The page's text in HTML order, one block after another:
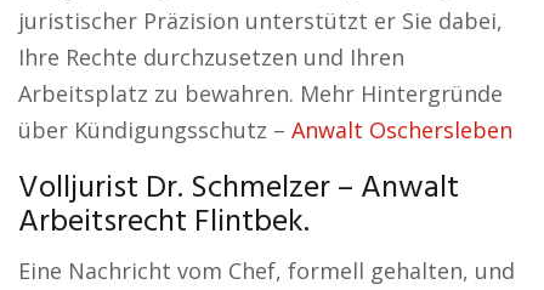
juristischer Präzision unterstützt er Sie dabei,
Ihre Rechte durchzusetzen und Ihren
Arbeitsplatz zu bewahren. Mehr Hintergründe
über Kündigungsschutz – Anwalt Oschersleben
Volljurist Dr. Schmelzer – Anwalt
Arbeitsrecht Flintbek.
Eine Nachricht vom Chef, formell gehalten, und